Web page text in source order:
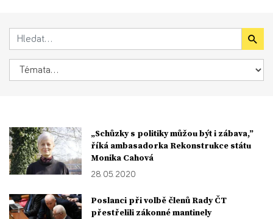
„Schůzky s politiky můžou být i zábava,”
říká ambasadorka Rekonstrukce státu
Monika Cahová
28. 05. 2020
Poslanci při volbě členů Rady ČT
přestřelili zákonné mantinely